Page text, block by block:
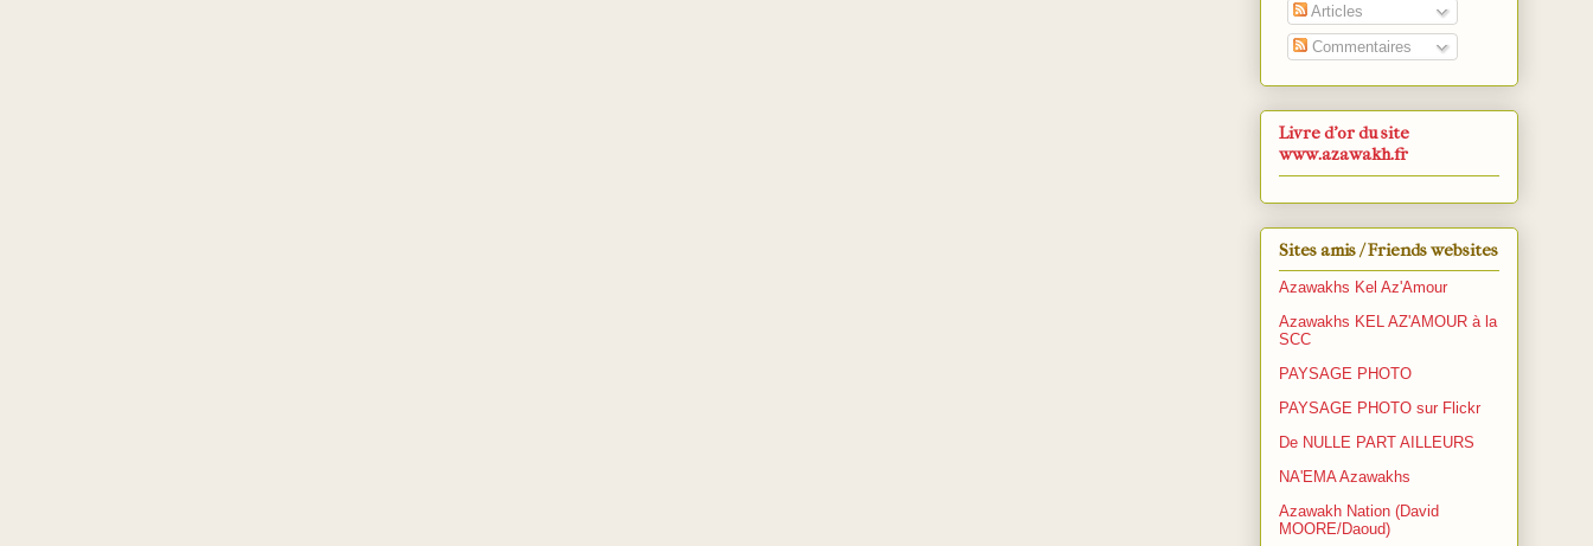
Articles
Commentaires
Livre d'or du site
www.azawakh.fr
Sites amis / Friends websites
Azawakhs Kel Az'Amour
Azawakhs KEL AZ'AMOUR à la
SCC
PAYSAGE PHOTO
PAYSAGE PHOTO sur Flickr
De NULLE PART AILLEURS
NA'EMA Azawakhs
Azawakh Nation (David
MOORE/Daoud)